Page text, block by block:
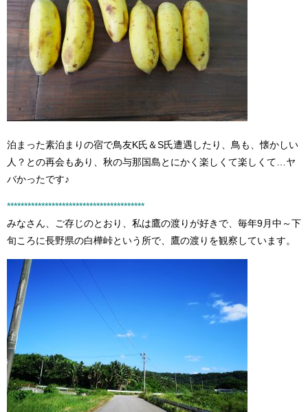
泊まった素泊まりの宿で鳥友K氏＆S氏遭遇したり、鳥も、懐かしい
人？との再会もあり、秋の与那国島とにかく楽しくて楽しくて…ヤ
バかったです♪
****************************************
みなさん、ご存じのとおり、私は鷹の渡りが好きで、毎年9月中～下
旬ころに長野県の白樺峠という所で、鷹の渡りを観察しています。